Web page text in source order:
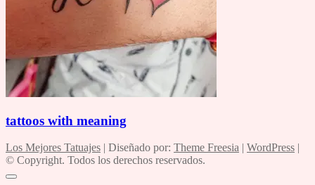
tattoos with meaning
Los Mejores Tatuajes | Diseñado por: Theme Freesia | WordPress |
© Copyright. Todos los derechos reservados.